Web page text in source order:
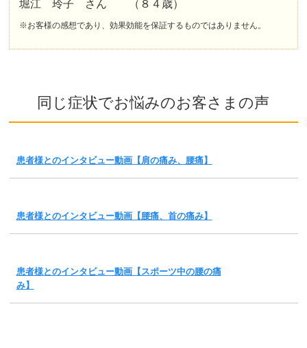
堀江 玲子 さん （８４歳）
※お客様の感想であり、効果効能を保証するものではありません。
同じ症状でお悩みのお客さまの声
患者様とのインタビュー動画【肩の痛み、腰痛】
患者様とのインタビュー動画【腰痛、首の痛み】
患者様とのインタビュー動画【スポーツ中の腰の痛
み】